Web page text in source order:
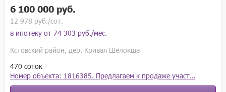
6 100 000 руб.
12 978 руб./сот.
в ипотеку от 74 303 руб./мес.
Кстовский район, дер. Кривая Шелокша
470 соток
Номер объекта: 1816385. Предлагаем к продаже участ…